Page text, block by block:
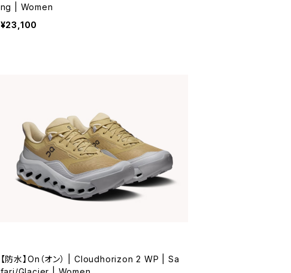
ng | Women
¥23,100
【防水】On（オン） | Cloudhorizon 2 WP | Sa